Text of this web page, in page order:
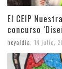
El CEIP
concurso
hoyaldia 14 julio,